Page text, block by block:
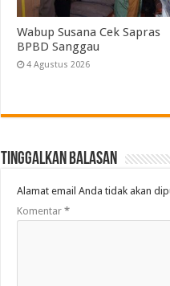
Wabup Susana Cek Sapras
BPBD Sanggau
4 Agustus 2026
Tinggalkan Balasan
Alamat email Anda tidak akan
Komentar *